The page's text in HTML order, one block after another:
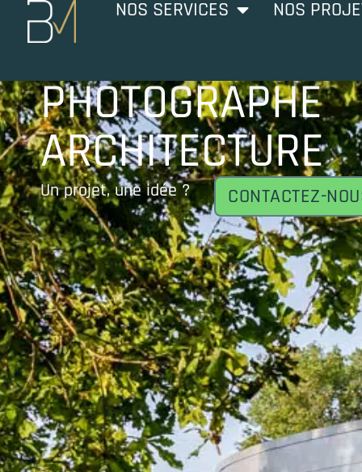
NOS SERVICES NOS
PHOTOGRAPHE
ARCHITECTURE
Un projet, une idée ? CONTACTEZ-